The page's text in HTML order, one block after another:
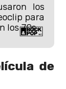
los
para
los 70s.
de